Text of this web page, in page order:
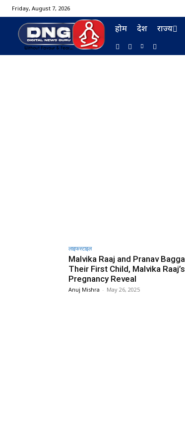
Friday, August 7, 2026
होम देश राज्य
लाइफस्टाइल
Malvika Raaj and Pranav
Their First Child, Malvika
Pregnancy Reveal
Anuj Mishra - May 26, 2025